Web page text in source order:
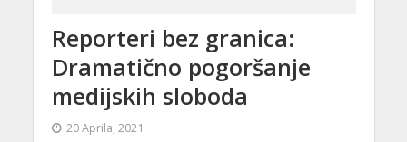
Reporteri bez granica:
Dramatično pogoršanje
medijskih sloboda
20 Aprila, 2021